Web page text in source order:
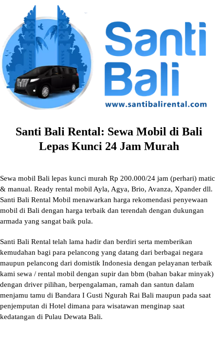
content
Santi Bali Rental: Sewa Mobil di Bali
Lepas Kunci 24 Jam Murah
Sewa mobil Bali lepas kunci murah Rp 200.000/24 jam (perhari) matic
& manual. Ready rental mobil Ayla, Agya, Brio, Avanza, Xpander dll.
Santi Bali Rental Mobil menawarkan harga rekomendasi penyewaan
mobil di Bali dengan harga terbaik dan terendah dengan dukungan
armada yang sangat baik pula.
Santi Bali Rental telah lama hadir dan berdiri serta memberikan
kemudahan bagi para pelancong yang datang dari berbagai negara
maupun pelancong dari domistik Indonesia dengan pelayanan terbaik
kami sewa / rental mobil dengan supir dan bbm (bahan bakar minyak)
dengan driver pilihan, berpengalaman, ramah dan santun dalam
menjamu tamu di Bandara I Gusti Ngurah Rai Bali maupun pada saat
penjemputan di Hotel dimana para wisatawan menginap saat
kedatangan di Pulau Dewata Bali.